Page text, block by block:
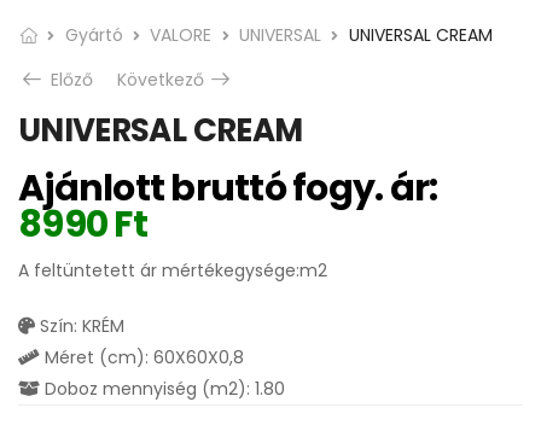
Gyártó VALORE UNIVERSAL
UNIVERSAL CREAM
Előző
Következő
UNIVERSAL CREAM
Ajánlott bruttó fogy. ár:
8990Ft
A feltüntetett ár mértékegysége:m2
Szín: KRÉM
Méret (cm): 60X60X0,8
Doboz mennyiség (m2): 1.80